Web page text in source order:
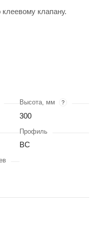
клапану.
Высота, мм ?
300
Профиль
BC